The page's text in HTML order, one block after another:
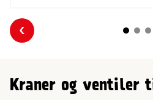
Forrige
Kraner og ventiler